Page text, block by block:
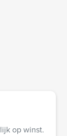
op winst.